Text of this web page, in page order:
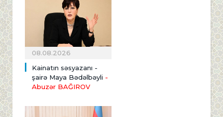
08.08.2026
Kainatın səsyazanı -
şairə Maya Bədəlbəyli -
Abuzər BAĞIROV